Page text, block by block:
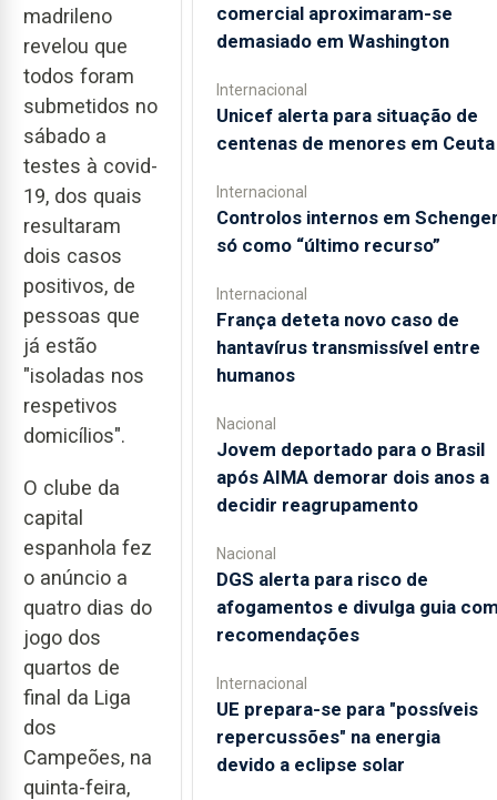
madrileno
revelou que
todos foram
submetidos no
sábado a
testes à covid-
19, dos quais
resultaram
dois casos
positivos, de
pessoas que
já estão
"isoladas nos
respetivos
domicílios".
O clube da
capital
espanhola fez
o anúncio a
quatro dias do
jogo dos
quartos de
final da Liga
dos
Campeões, na
quinta-feira,
comercial aproximaram-se
demasiado em Washington
Internacional
Unicef alerta para situação de
centenas de menores em Ceuta
Internacional
Controlos internos em
só como “último recurso”
Internacional
França deteta novo caso de
hantavírus transmissível entre
humanos
Nacional
Jovem deportado para o Brasil
após AIMA demorar dois anos a
decidir reagrupamento
Nacional
DGS alerta para risco de
afogamentos e divulga guia
recomendações
Internacional
UE prepara-se para "possíveis
repercussões" na energia
devido a eclipse solar